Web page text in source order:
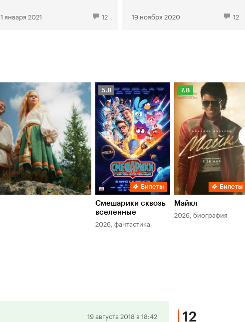
1 января 2021 12 19 ноября 2020 12
Рейтинг
Кинопоиска
5.8
5.8
Билеты
Смешарики сквозь
вселенные
2026, фантастика
Рейтинг
Кинопоиска
7.8
Билеты
Майкл
2026, биография
Положительная
19 августа 2018 в 18:42 12